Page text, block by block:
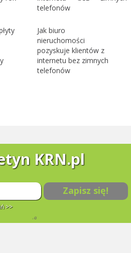
Jak biuro
nieruchomości
pozyskuje klientów z
internetu bez zimnych
telefonów
KRN.pl
Zapisz się!
>>